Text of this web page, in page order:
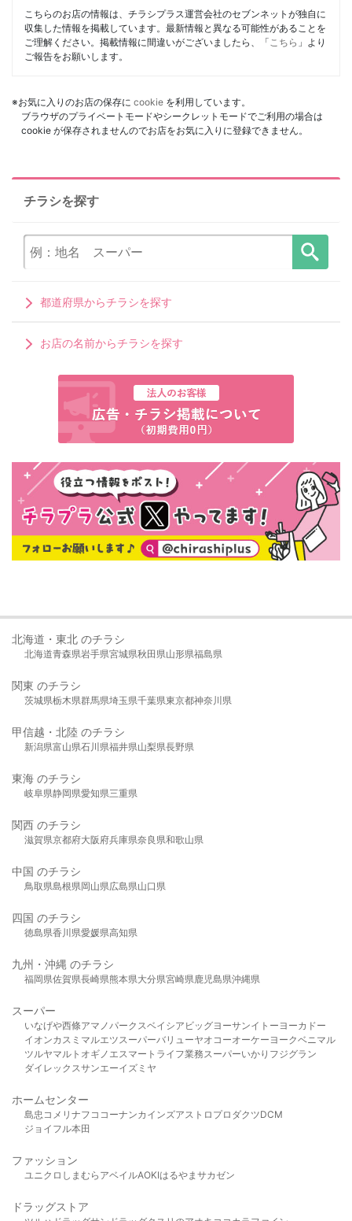
こちらのお店の情報は、チラシプラス運営会社のセブンネットが独自に
収集した情報を掲載しています。最新情報と異なる可能性があることを
ご理解ください。掲載情報に間違いがございましたら、「 こちら 」より
ご報告をお願いします。
※お気に入りのお店の保存に cookie を利用しています。
ブラウザのプライベートモードやシークレットモードでご利用の場合は
cookie が保存されませんのでお店をお気に入りに登録できません。
チラシを探す
都道府県からチラシを探す
お店の名前からチラシを探す
北海道・東北 のチラシ
北海道青森県岩手県宮城県秋田県山形県福島県
関東 のチラシ
茨城県栃木県群馬県埼玉県千葉県東京都神奈川県
甲信越・北陸 のチラシ
新潟県富山県石川県福井県山梨県長野県
東海 のチラシ
岐阜県静岡県愛知県三重県
関西 のチラシ
滋賀県京都府大阪府兵庫県奈良県和歌山県
中国 のチラシ
鳥取県島根県岡山県広島県山口県
四国 のチラシ
徳島県香川県愛媛県高知県
九州・沖縄 のチラシ
福岡県佐賀県長崎県熊本県大分県宮崎県鹿児島県沖縄県
スーパー
いなげや西條アマノパークスベイシア ビッグヨーサンイトーヨーカドー
イオンカスミ マルエツスーパーバリューヤオコーオーケー ヨークベニマル
ツルヤマルト オギノ エスマート ライフ業務スーパーいかり フジグラン
ダイレックスサンエーイズミヤ
ホームセンター
島忠 コメリ ナフコ コーナンカインズアストロプロダクツDCM
ジョイフル本田
ファッション
ユニクロ しまむら アベイルAOKIはるやま サカゼン
ドラッグストア